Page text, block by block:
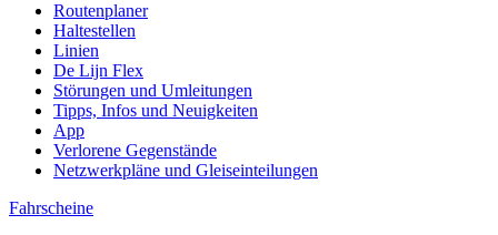
Routenplaner
Haltestellen
Linien
De Lijn Flex
Störungen und Umleitungen
Tipps, Infos und Neuigkeiten
App
Verlorene Gegenstände
Netzwerkpläne und Gleiseinteilungen
Fahrscheine